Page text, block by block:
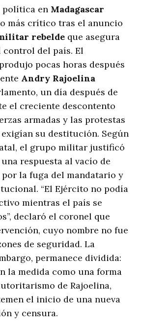
política en Madagascar
más crítico tras el anuncio
rebelde que asegura
control del país. El
pocas horas después
Andry Rajoelina
un día después de
el creciente descontento
armadas y las protestas
su destitución. Según
el grupo militar justificó
respuesta al vacío de
la fuga del mandatario y
“El Ejército no podía
mientras el país se
declaró el coronel que
cuyo nombre no fue
de seguridad. La
permanece dividida:
la medida como una forma
de Rajoelina,
el inicio de una nueva
y censura.